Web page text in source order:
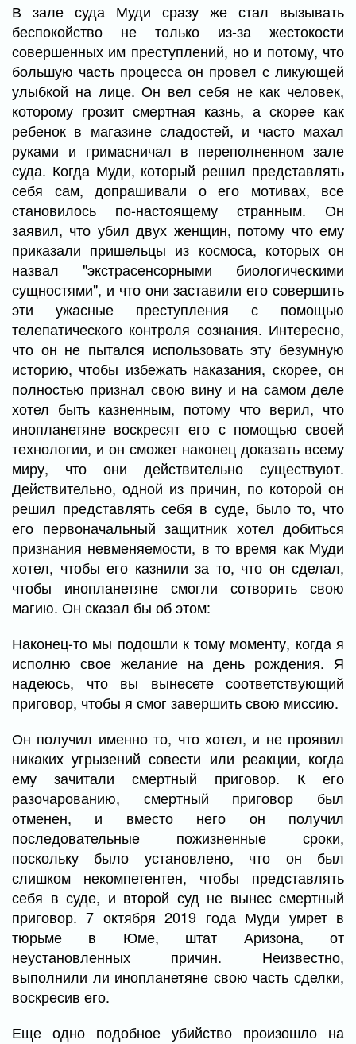
В зале суда Муди сразу же стал вызывать
беспокойство не только из-за жестокости
совершенных им преступлений, но и потому, что
большую часть процесса он провел с ликующей
улыбкой на лице. Он вел себя не как человек,
которому грозит смертная казнь, а скорее как
ребенок в магазине сладостей, и часто махал
руками и гримасничал в переполненном зале
суда. Когда Муди, который решил представлять
себя сам, допрашивали о его мотивах, все
становилось по-настоящему странным. Он
заявил, что убил двух женщин, потому что ему
приказали пришельцы из космоса, которых он
назвал "экстрасенсорными биологическими
сущностями", и что они заставили его совершить
эти ужасные преступления с помощью
телепатического контроля сознания. Интересно,
что он не пытался использовать эту безумную
историю, чтобы избежать наказания, скорее, он
полностью признал свою вину и на самом деле
хотел быть казненным, потому что верил, что
инопланетяне воскресят его с помощью своей
технологии, и он сможет наконец доказать всему
миру, что они действительно существуют.
Действительно, одной из причин, по которой он
решил представлять себя в суде, было то, что
его первоначальный защитник хотел добиться
признания невменяемости, в то время как Муди
хотел, чтобы его казнили за то, что он сделал,
чтобы инопланетяне смогли сотворить свою
магию. Он сказал бы об этом:
Наконец-то мы подошли к тому моменту, когда я
исполню свое желание на день рождения. Я
надеюсь, что вы вынесете соответствующий
приговор, чтобы я смог завершить свою миссию.
Он получил именно то, что хотел, и не проявил
никаких угрызений совести или реакции, когда
ему зачитали смертный приговор. К его
разочарованию, смертный приговор был
отменен, и вместо него он получил
последовательные пожизненные сроки,
поскольку было установлено, что он был
слишком некомпетентен, чтобы представлять
себя в суде, и второй суд не вынес смертный
приговор. 7 октября 2019 года Муди умрет в
тюрьме в Юме, штат Аризона, от
неустановленных причин. Неизвестно,
выполнили ли инопланетяне свою часть сделки,
воскресив его.
Еще одно подобное убийство произошло на